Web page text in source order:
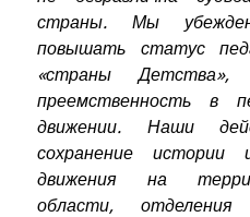
страны. Мы
повышать статус
«страны Детства»,
преемственность в
движении. Наши
сохранение истории
движения на
области,